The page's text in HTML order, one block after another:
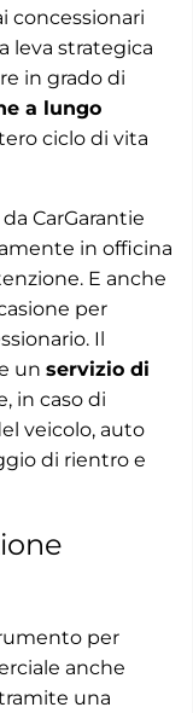
concessionari
leva strategica
in grado di
a lungo
ciclo di vita
CarGarantie
in officina
E anche
per
Il
un servizio di
in caso di
veicolo, auto
di rientro e
per
anche
una